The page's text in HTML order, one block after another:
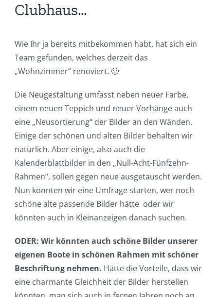
Clubhaus…
Wie Ihr ja bereits mitbekommen habt, hat sich ein
Team gefunden, welches derzeit das
„Wohnzimmer“ renoviert. 🙂
Die Neugestaltung umfasst neben neuer Farbe,
einem neuen Teppich und neuer Vorhänge auch
eine „Neusortierung“ der Bilder an den Wänden.
Einige der schönen und alten Bilder behalten wir
natürlich. Aber einige, also auch die
Kalenderblattbilder in den „Null-Acht-Fünfzehn-
Rahmen“, sollen gegen neue ausgetauscht werden.
Nun könnten wir eine Umfrage starten, wer noch
schöne alte passende Bilder hätte oder wir
könnten auch in Kleinanzeigen danach suchen.
ODER: Wir könnten auch schöne Bilder unserer
eigenen Boote in schönen Rahmen mit schöner
Beschriftung nehmen. Hätte die Vorteile, dass wir
eine charmante Gleichheit der Bilder herstellen